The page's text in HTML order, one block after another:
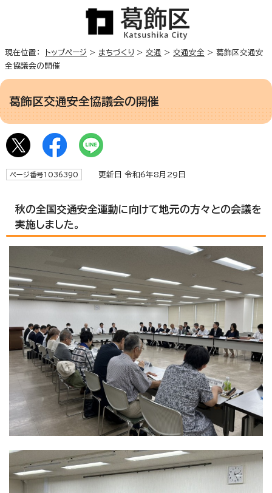
現在位置： トップページ > まちづくり > 交通 > 交通安全 > 葛飾区交通安
全協議会の開催
葛飾区交通安全協議会の開催
ページ番号1036390 更新日 令和6年8月29日
秋の全国交通安全運動に向けて地元の方々との会議を
実施しました。